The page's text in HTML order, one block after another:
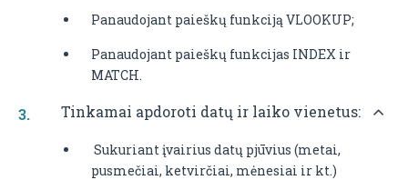
Panaudojant paieškų funkciją VLOOKUP;
Panaudojant paieškų funkcijas INDEX ir
MATCH.
Tinkamai apdoroti datų ir laiko vienetus:
Sukuriant įvairius datų pjūvius (metai,
pusmečiai, ketvirčiai, mėnesiai ir kt.)